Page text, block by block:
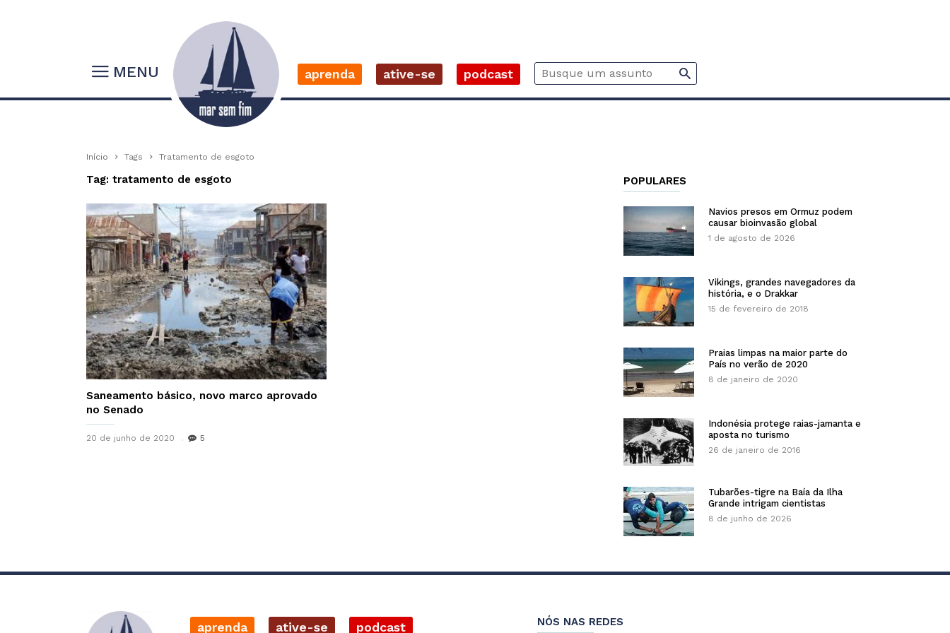
MENU aprenda ative-se podcast
Início Tags Tratamento de esgoto
Tag: tratamento de esgoto
Saneamento básico, novo marco aprovado
no Senado
20 de junho de 2020 5
POPULARES
Navios presos em Ormuz podem
causar bioinvasão global
1 de agosto de 2026
Vikings, grandes navegadores da
história, e o Drakkar
15 de fevereiro de 2018
Praias limpas na maior parte do
País no verão de 2020
8 de janeiro de 2020
Indonésia protege raias-jamanta e
aposta no turismo
26 de janeiro de 2016
Tubarões-tigre na Baía da Ilha
Grande intrigam cientistas
8 de junho de 2026
aprenda ative-se podcast NÓS NAS REDES